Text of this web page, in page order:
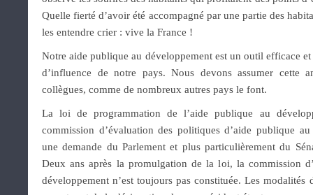
Quelle fierté d’avoir été accompagné par une partie des
les entendre crier : vive la France !
Notre aide publique au développement est un outil efficace
d’influence de notre pays. Nous devons assumer cette
collègues, comme de nombreux autres pays le font.
La loi de programmation de l’aide publique au
commission d’évaluation des politiques d’aide publique
une demande du Parlement et plus particulièrement du
Deux ans après la promulgation de la loi, la commission
développement n’est toujours pas constituée. Les modalités